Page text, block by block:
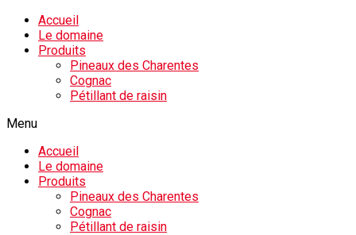
Accueil
Le domaine
Produits
Pineaux des Charentes
Cognac
Pétillant de raisin
Menu
Accueil
Le domaine
Produits
Pineaux des Charentes
Cognac
Pétillant de raisin